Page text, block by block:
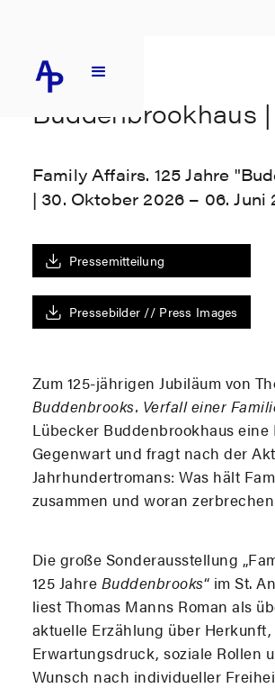
Buddenbrookhaus
Family Affairs. 125 Jahre
| 30. Oktober 2026 – 06. Juni
Pressemitteilung
Pressebilder // Press Images
Zum 125-jährigen Jubiläum von
Buddenbrooks. Verfall einer
Lübecker Buddenbrookhaus
Gegenwart und fragt nach der
Jahrhundertromans: Was hält
zusammen und woran
Die große Sonderausstellung
125 Jahre Buddenbrooks“ im St.
liest Thomas Manns Roman als
aktuelle Erzählung über Herkunft,
Erwartungsdruck, soziale Rollen
Wunsch nach individueller